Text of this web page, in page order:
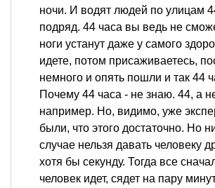
ночи. И водят людей по улицам
подряд. 44 часа вы ведь не
ноги устанут даже у самого
идете, потом присаживаетесь,
немного и опять пошли и так 44
Почему 44 часа - не знаю. 44, а
например. Но, видимо, уже
были, что этого достаточно. Но
случае нельзя давать человеку
хотя бы секунду. Тогда все
человек идет, сядет на пару